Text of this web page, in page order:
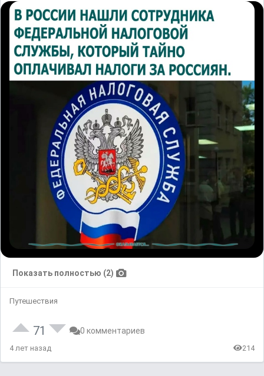
Показать полностью (2)
Путешествия
71 0 комментариев
4 лет назад 214